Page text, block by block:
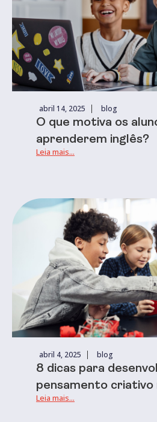
abril 14, 2025 blog
O que motiva os
aprenderem inglês?
Leia mais...
abril 4, 2025 blog
8 dicas para
pensamento criativo
Leia mais...